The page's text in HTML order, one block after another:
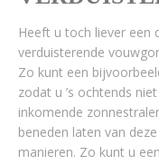
Heeft u toch liever een
verduisterende
Zo kunt een
zodat u ’s ochtends
inkomende
beneden laten van
manieren. Zo kunt u